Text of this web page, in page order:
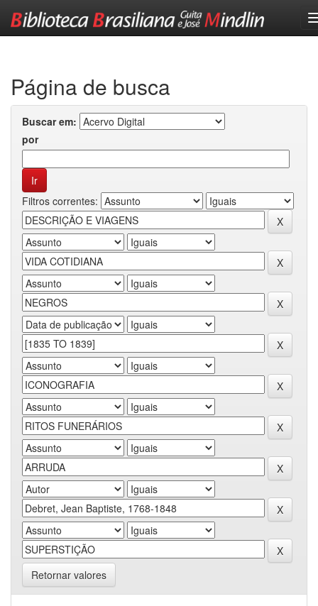
Página de busca
Buscar em:
por
Filtros correntes:
Retornar valores